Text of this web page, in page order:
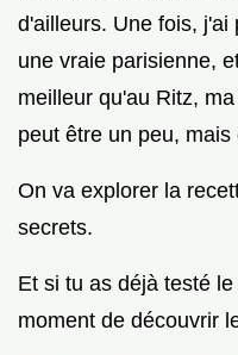
d'ailleurs. Une fois, j'ai
une vraie parisienne,
meilleur qu'au Ritz,
peut être un peu,
On va explorer la
secrets.
Et si tu as déjà testé
moment de découvrir